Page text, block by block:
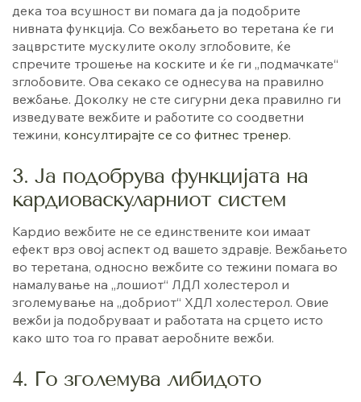
дека тоа всушност ви помага да ја подобрите
нивната функција. Со вежбањето во теретана ќе ги
зацврстите мускулите околу зглобовите, ќе
спречите трошење на коските и ќе ги „подмачкате“
зглобовите. Ова секако се однесува на правилно
вежбање. Доколку не сте сигурни дека правилно ги
изведувате вежбите и работите со соодветни
тежини, консултирајте се со фитнес тренер.
3. Ја подобрува функцијата на
кардиоваскуларниот систем
Кардио вежбите не се единствените кои имаат
ефект врз овој аспект од вашето здравје. Вежбањето
во теретана, односно вежбите со тежини помага во
намалување на „лошиот“ ЛДЛ холестерол и
зголемување на „добриот“ ХДЛ холестерол. Овие
вежби ја подобруваат и работата на срцето исто
како што тоа го прават аеробните вежби.
4. Го зголемува либидото